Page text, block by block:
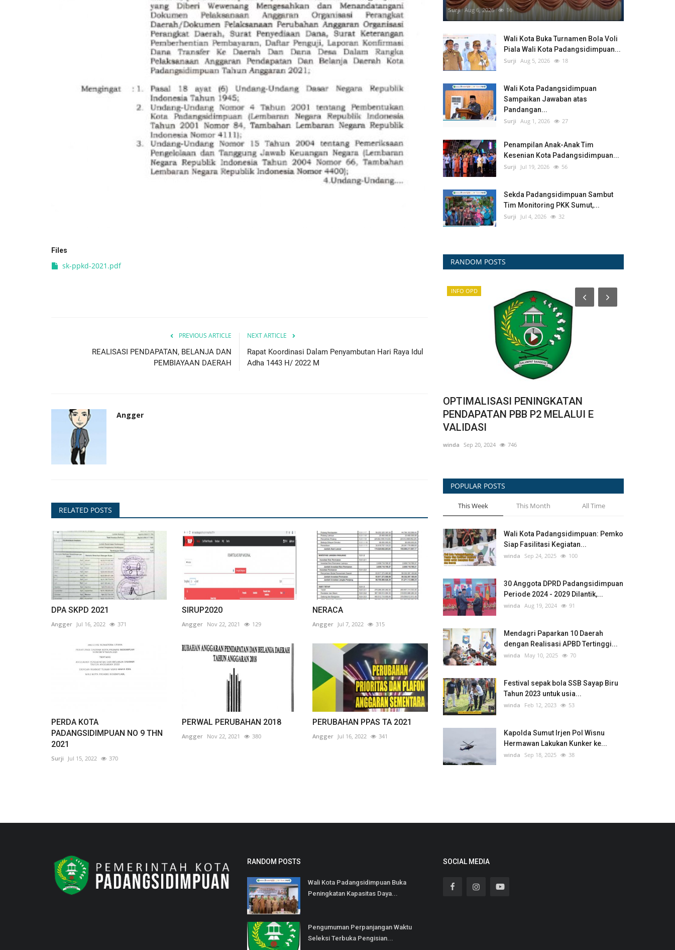
Files
sk-ppkd-2021.pdf
PREVIOUS ARTICLE
REALISASI PENDAPATAN, BELANJA DAN
PEMBIAYAAN DAERAH
NEXT ARTICLE
Rapat Koordinasi Dalam Penyambutan Hari Raya Idul
Adha 1443 H/ 2022 M
Angger
RELATED POSTS
DPA SKPD 2021
Angger Jul 16, 2022 371
SIRUP2020
Angger Nov 22, 2021 129
NERACA
Angger Jul 7, 2022 315
PERDA KOTA
PADANGSIDIMPUAN NO 9 THN
2021
Surji Jul 15, 2022 370
PERWAL PERUBAHAN 2018
Angger Nov 22, 2021 380
PERUBAHAN PPAS TA 2021
Angger Jul 16, 2022 341
Surji Aug 6, 2026 16
Wali Kota Buka Turnamen Bola Voli
Piala Wali Kota Padangsidimpuan...
Surji Aug 5, 2026 18
Wali Kota Padangsidimpuan
Sampaikan Jawaban atas
Pandangan...
Surji Aug 1, 2026 27
Penampilan Anak-Anak Tim
Kesenian Kota Padangsidimpuan...
Surji Jul 19, 2026 56
Sekda Padangsidimpuan Sambut
Tim Monitoring PKK Sumut,...
Surji Jul 4, 2026 32
RANDOM POSTS
Kunjungan Dandim 0212/TS.
winda
INFO OPD
OPTIMALISASI PENINGKATAN
PENDAPATAN PBB P2 MELALUI E
VALIDASI
winda Sep 20, 2024 746
POPULAR POSTS
This Week This Month All Time
Wali Kota Padangsidimpuan: Pemko
Siap Fasilitasi Kegiatan...
winda Sep 24, 2025 100
30 Anggota DPRD Padangsidimpuan
Periode 2024 - 2029 Dilantik,...
winda Aug 19, 2024 91
Mendagri Paparkan 10 Daerah
dengan Realisasi APBD Tertinggi...
winda May 10, 2025 70
Festival sepak bola SSB Sayap Biru
Tahun 2023 untuk usia...
winda Feb 12, 2023 53
Kapolda Sumut Irjen Pol Wisnu
Hermawan Lakukan Kunker ke...
winda Sep 18, 2025 38
RANDOM POSTS
Wali Kota Padangsidimpuan Buka
Peningkatan Kapasitas Daya...
Pengumuman Perpanjangan Waktu
Seleksi Terbuka Pengisian...
SOCIAL MEDIA